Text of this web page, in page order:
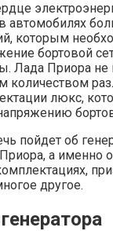
автомобилях
которым
бортовой
Лада Приора не
количеством
люкс,
пойдет об
а именно
другое.